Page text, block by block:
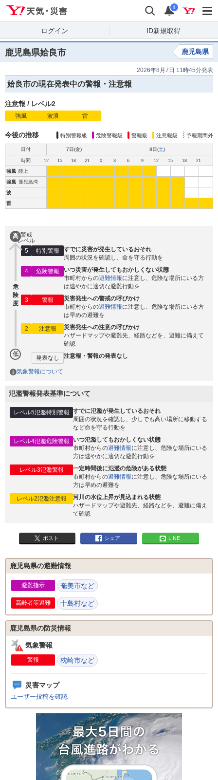
検索 通知
i
ログイン ID新規取得
鹿児島県姶良市 鹿児島県
2026年8月7日 11時45分発表
姶良市の現在発表中の警報・注意報
注意報 / レベル2
強風 波浪 雷
今後の推移 特別警報級 危険警報級 警報級 注意報級 予報期間外
日付 7日(金) 8日(土)
時間 12 15 18 21 0 3 6 9 12 15 18 21
強風 陸上
強風 鹿児島湾
波
雷
高
危
険
度
低
警戒
レベル
5
特別警報
すでに災害が発生しているおそれ
周囲の状況を確認し、命を守る行動を
4
危険警報
いつ災害が発生してもおかしくない状態
市町村からの避難情報に注意し、危険な場所にいる方
は速やかに適切な避難行動を
3
警報
災害発生への警戒の呼びかけ
市町村からの避難情報に注意し、危険な場所にいる方
は早めの避難を
2
注意報
災害発生への注意の呼びかけ
ハザードマップや避難先、経路などを、避難に備えて
確認
発表なし 注意報・警報の発表なし
気象警報について
氾濫警報発表基準について
レベル5氾濫特別警報 すでに氾濫が発生しているおそれ
周囲の状況を確認し、少しでも高い場所に移動する
など命を守る行動を
レベル4氾濫危険警報
いつ氾濫してもおかしくない状態
市町村からの避難情報に注意し、危険な場所にいる
方は速やかに適切な避難行動を
レベル3氾濫警報
一定時間後に氾濫の危険がある状態
市町村からの避難情報に注意し、危険な場所にいる
方は早めの避難を
レベル2氾濫注意報
河川の水位上昇が見込まれる状態
ハザードマップや避難先、経路などを、避難に備え
て確認
ポスト シェア LINE
鹿児島県の避難情報
避難指示 奄美市など
高齢者等避難 十島村など
鹿児島県の防災情報
気象警報
警報 枕崎市など
災害マップ
ユーザー投稿を確認